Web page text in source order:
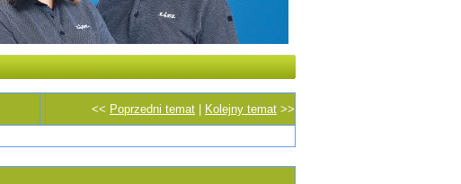
<< Poprzedni temat Kolejny temat >>